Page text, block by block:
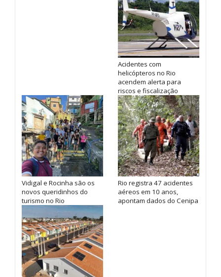
Acidentes com
helicópteros no Rio
acendem alerta para
riscos e fiscalização
Vidigal e Rocinha são os
novos queridinhos do
turismo no Rio
Rio registra 47 acidentes
aéreos em 10 anos,
apontam dados do Cenipa